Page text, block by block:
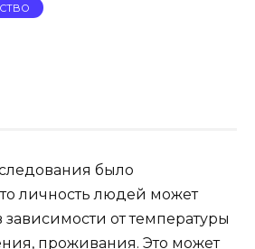
было
личность людей может
от температуры
проживания. Это может